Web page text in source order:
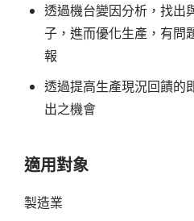
透過機台變因分析，找出
子，進而優化生產，有問
報
透過提高生產現況回饋的
出之機會
適用對象
製造業